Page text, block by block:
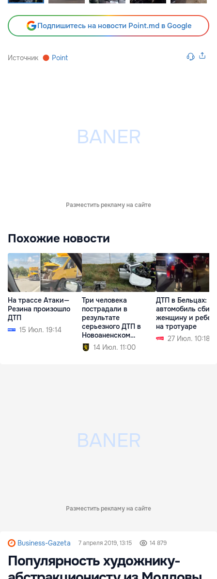
Подпишитесь на новости Point.md в Google
Источник Point
Разместить рекламу на сайте
Похожие новости
На трассе Атаки—
Резина произошло
ДТП
15 Июл. 19:14
Три человека
пострадали в
результате
серьезного ДТП в
Новоаненском
районе14 Июл. 11:00
ДТП в Бельцах:
автомобиль сбил
женщину и
на тротуаре
27 Июл. 10:18
Разместить рекламу на сайте
Business-Gazeta 7 апреля 2019, 13:15 14 879
Популярность художнику-